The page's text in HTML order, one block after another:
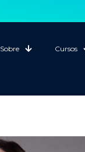
Sobre Cursos